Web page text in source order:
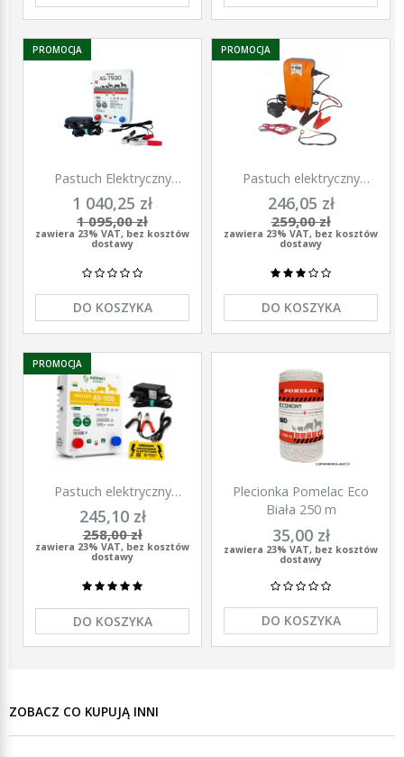
Pastuch Elektryczny
Elektryzator uniwersalny
Pomelac AS-7900 7,9 Jula
1 040,25 zł
1 095,00 zł
zawiera 23% VAT, bez kosztów
dostawy
DO KOSZYKA
PROMOCJA
Pastuch elektryczny
elektryzator uniwersalny z
zasilaczem 9/12/230V
Unitra - U1000
246,05 zł
259,00 zł
zawiera 23% VAT, bez kosztów
dostawy
DO KOSZYKA
PROMOCJA
Pastuch elektryczny
polski elektryzator
uniwersalny Agronet AS-
1100 12V/230
245,10 zł
258,00 zł
zawiera 23% VAT, bez kosztów
dostawy
DO KOSZYKA
PROMOCJA
Plecionka Pomelac Eco
Biała 250 m
35,00 zł
zawiera 23% VAT, bez kosztów
dostawy
DO KOSZYKA
ZOBACZ CO KUPUJĄ INNI